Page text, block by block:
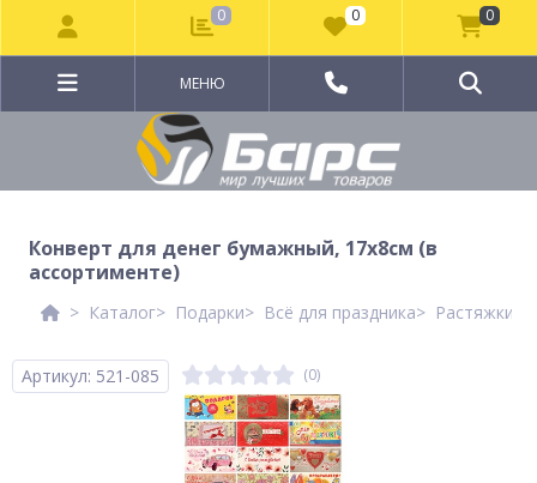
МЕНЮ
Конверт для денег бумажный, 17х8см (в
ассортименте)
Каталог Подарки Всё для праздника Растяжки,
Артикул: 521-085 (0)
0 0 0